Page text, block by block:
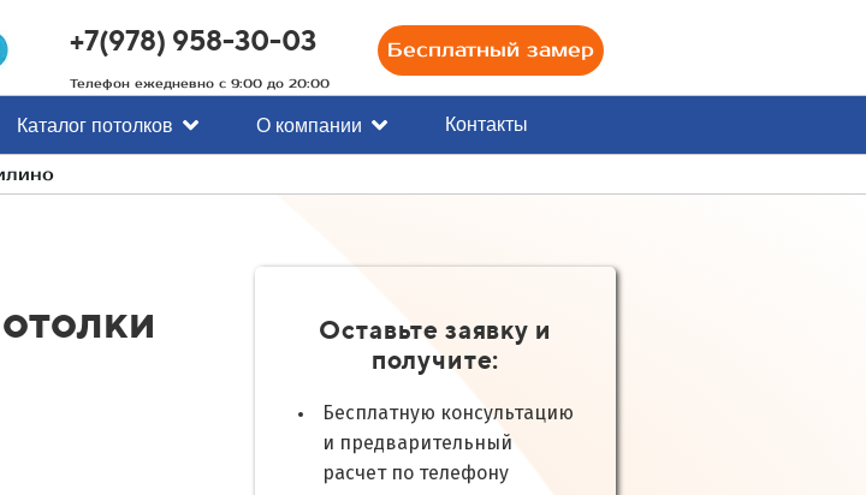
+7(978) 958-30-03
Телефон ежедневно с 9:00 до 20:00
Бесплатный замер
Каталог потолков О компании Контакты
Оставьте заявку и
получите:
Бесплатную консультацию
и предварительный
расчет по телефону